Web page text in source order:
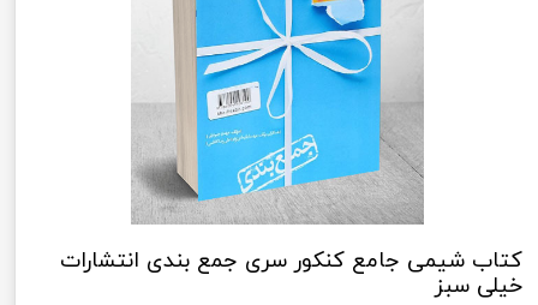
کتاب شیمی جامع کنکور سری جمع بندی انتشارات
خیلی سبز